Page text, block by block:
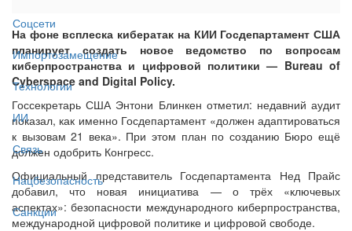
Соцсети
Импортозамещение
Технологии
ИИ
Связь
Нацбезопасность
Санкции
На фоне всплеска кибератак на КИИ Госдепартамент США
планирует создать новое ведомство по вопросам
киберпространства и цифровой политики — Bureau of
Cyberspace and Digital Policy.
Госсекретарь США Энтони Блинкен отметил: недавний аудит
показал, как именно Госдепартамент «должен адаптироваться
к вызовам 21 века». При этом план по созданию Бюро ещё
должен одобрить Конгресс.
Официальный представитель Госдепартамента Нед Прайс
добавил, что новая инициатива — о трёх «ключевых
аспектах»: безопасности международного киберпространства,
международной цифровой политике и цифровой свободе.